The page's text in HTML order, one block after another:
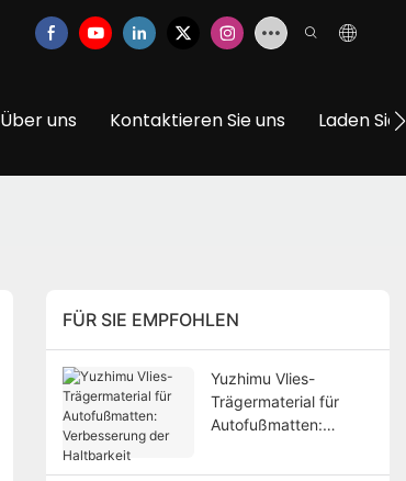
Über uns Kontaktieren Sie uns Laden
FÜR SIE EMPFOHLEN
Yuzhimu Vlies-
Trägermaterial für
Autofußmatten:
Haltbarkeit